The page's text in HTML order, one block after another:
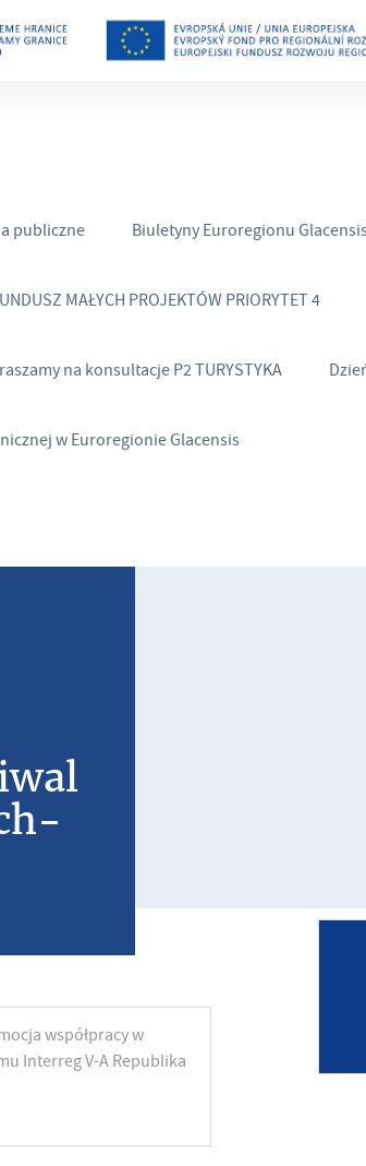
publiczne Biuletyny Euroregionu
MAŁYCH PROJEKTÓW PRIORYTET 4
na konsultacje P2 TURYSTYKA
w Euroregionie Glacensis
współpracy w
Interreg V-A Republika